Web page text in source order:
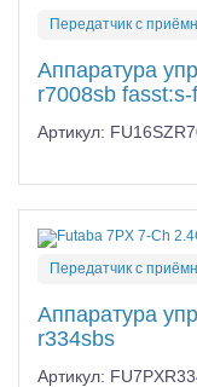
Передатчик с
Аппаратура
r7008sb
Артикул:
Передатчик с
Аппаратура
r334sbs
Артикул: